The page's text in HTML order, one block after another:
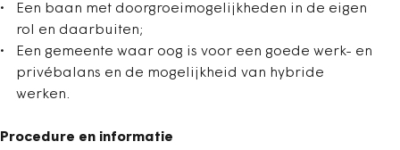
Een baan met doorgroeimogelijkheden in de eigen
rol en daarbuiten;
Een gemeente waar oog is voor een goede werk- en
privébalans en de mogelijkheid van hybride
werken.
Procedure en informatie